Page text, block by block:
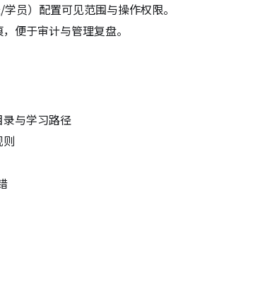
员）配置可见范围与操作权限。
便于审计与管理复盘。
与学习路径